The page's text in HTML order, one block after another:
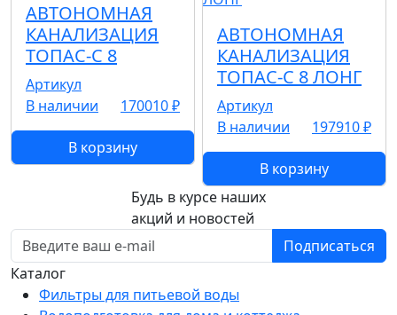
АВТОНОМНАЯ
КАНАЛИЗАЦИЯ
ТОПАС-С 8
Артикул
В наличии
170010 ₽
В корзину
АВТОНОМНАЯ
КАНАЛИЗАЦИЯ
ТОПАС-С 8 ЛОНГ
Артикул
В наличии
197910 ₽
В корзину
Будь в курсе наших
акций и новостей
Подписаться
Каталог
Фильтры для питьевой воды